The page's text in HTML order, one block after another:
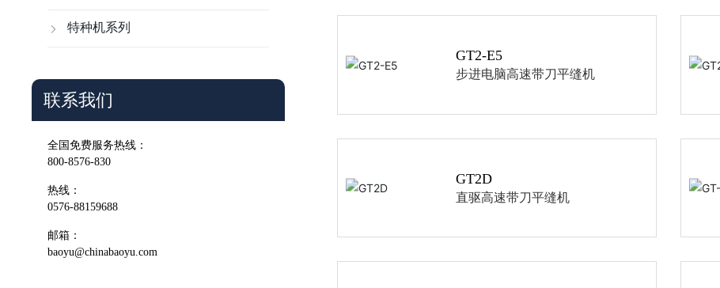
特种机系列
联系我们
全国免费服务热线：
800-8576-830
热线：
0576-88159688
邮箱：
baoyu@chinabaoyu.com
GT2-E5
步进电脑高速带刀平缝机
GT2D
直驱高速带刀平缝机